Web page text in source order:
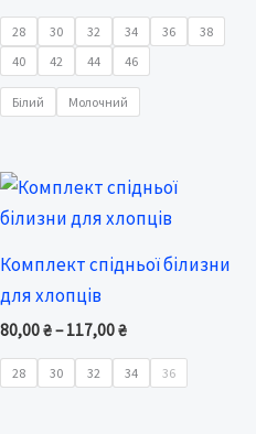
28 30 32 34 36
38
40
42 44 46
Білий Молочний
Комплект спідньої білизни
для хлопців
80,00₴– 117,00₴
Price
range:
80,00 ₴
117,00 ₴
28 30 32 34 36